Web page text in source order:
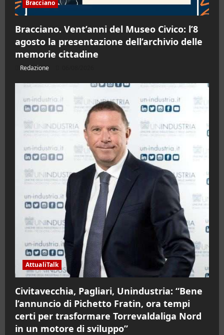
Bracciano
Bracciano. Vent’anni del Museo Civico: l’8
agosto la presentazione dell’archivio delle
memorie cittadine
Redazione
AttualiTalk
Civitavecchia, Pagliari, Unindustria: “Bene
l’annuncio di Pichetto Fratin, ora tempi
certi per trasformare Torrevaldaliga Nord
in un motore di sviluppo”